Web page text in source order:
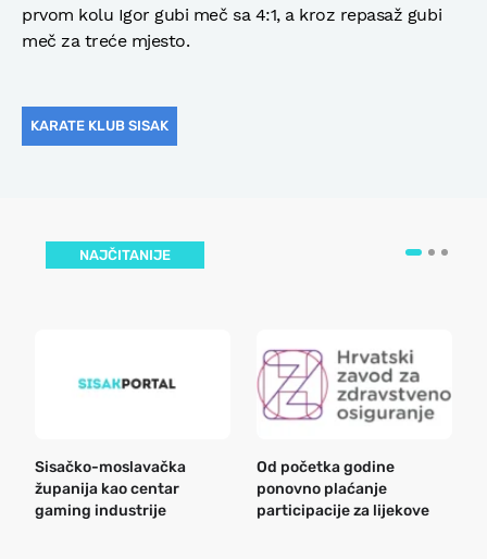
prvom kolu Igor gubi meč sa 4:1, a kroz repasaž gubi
meč za treće mjesto.
KARATE KLUB SISAK
NAJČITANIJE
Sisačko-moslavačka
županija kao centar
gaming industrije
Od početka godine
ponovno plaćanje
participacije za lijekove